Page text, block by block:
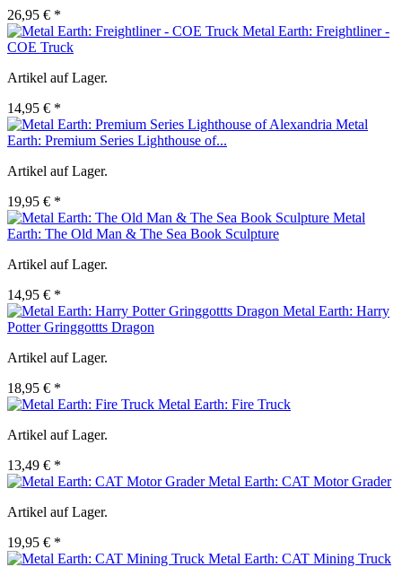
26,95 € *
Metal Earth: Freightliner -
COE Truck
Artikel auf Lager.
14,95 € *
Metal
Earth: Premium Series Lighthouse of...
Artikel auf Lager.
19,95 € *
Metal
Earth: The Old Man & The Sea Book Sculpture
Artikel auf Lager.
14,95 € *
Metal Earth: Harry
Potter Gringgottts Dragon
Artikel auf Lager.
18,95 € *
Metal Earth: Fire Truck
Artikel auf Lager.
13,49 € *
Metal Earth: CAT Motor Grader
Artikel auf Lager.
19,95 € *
Metal Earth: CAT Mining Truck